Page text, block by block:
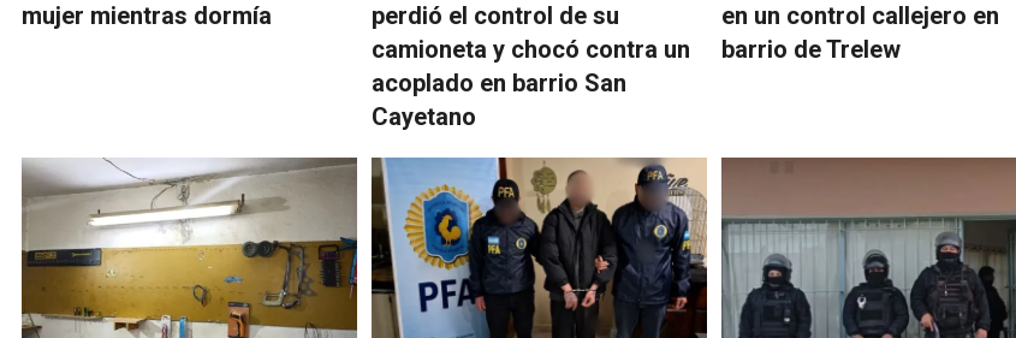
mujer mientras dormía
perdió el control de su
camioneta y chocó contra un
acoplado en barrio San
Cayetano
en un control callejero en
barrio de Trelew